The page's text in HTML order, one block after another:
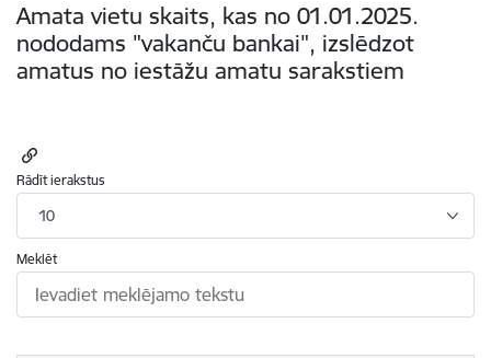
Amata vietu skaits, kas no 01.01.2025.
nododams "vakanču bankai", izslēdzot
amatus no iestāžu amatu sarakstiem
Rādīt ierakstus
10
Meklēt